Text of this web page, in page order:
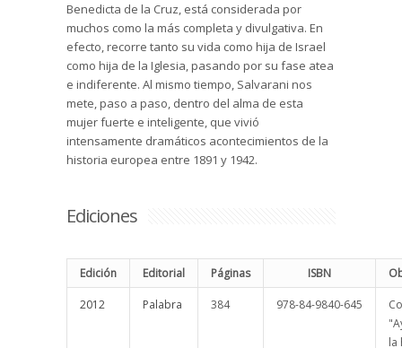
Benedicta de la Cruz, está considerada por
muchos como la más completa y divulgativa. En
efecto, recorre tanto su vida como hija de Israel
como hija de la Iglesia, pasando por su fase atea
e indiferente. Al mismo tiempo, Salvarani nos
mete, paso a paso, dentro del alma de esta
mujer fuerte e inteligente, que vivió
intensamente dramáticos acontecimientos de la
historia europea entre 1891 y 1942.
Ediciones
Edición Editorial Páginas ISBN
2012 Palabra 384 978-84-9840-645
la